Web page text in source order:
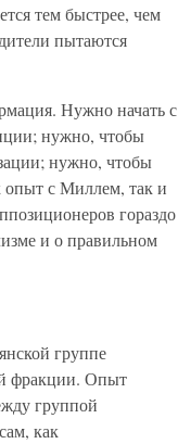
тем быстрее, чем
пытаются
Нужно начать с
нужно, чтобы
нужно, чтобы
опыт с Миллем, так и
гораздо
и о правильном
группе
фракции. Опыт
группой
как